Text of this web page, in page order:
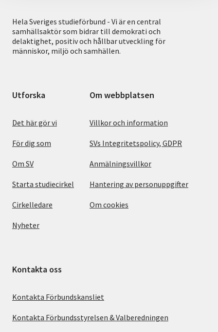
Hela Sveriges studieförbund - Vi är en central
samhällsaktör som bidrar till demokrati och
delaktighet, positiv och hållbar utveckling för
människor, miljö och samhällen.
Utforska
Det här gör vi
För dig som
Om SV
Starta studiecirkel
Cirkelledare
Nyheter
Om webbplatsen
Villkor och information
SVs Integritetspolicy, GDPR
Anmälningsvillkor
Hantering av personuppgifter
Om cookies
Kontakta oss
Kontakta Förbundskansliet
Kontakta Förbundsstyrelsen & Valberedningen